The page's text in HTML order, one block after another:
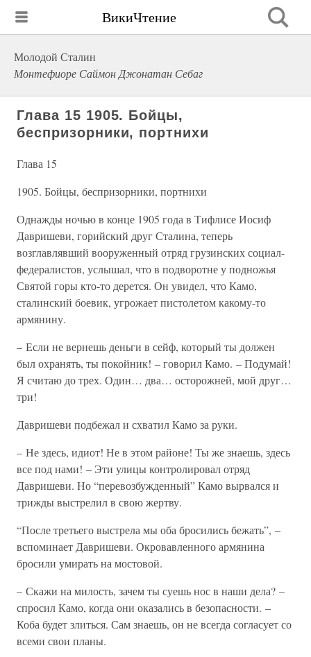
ВикиЧтение
Молодой Сталин
Монтефиоре Саймон Джонатан Себаг
Глава 15 1905. Бойцы,
беспризорники, портнихи
Глава 15
1905. Бойцы, беспризорники, портнихи
Однажды ночью в конце 1905 года в Тифлисе Иосиф
Давришеви, горийский друг Сталина, теперь
возглавлявший вооруженный отряд грузинских социал-
федералистов, услышал, что в подворотне у подножья
Святой горы кто-то дерется. Он увидел, что Камо,
сталинский боевик, угрожает пистолетом какому-то
армянину.
– Если не вернешь деньги в сейф, который ты должен
был охранять, ты покойник! – говорил Камо. – Подумай!
Я считаю до трех. Один… два… осторожней, мой друг…
три!
Давришеви подбежал и схватил Камо за руки.
– Не здесь, идиот! Не в этом районе! Ты же знаешь, здесь
все под нами! – Эти улицы контролировал отряд
Давришеви. Но “перевозбужденный” Камо вырвался и
трижды выстрелил в свою жертву.
“После третьего выстрела мы оба бросились бежать”, –
вспоминает Давришеви. Окровавленного армянина
бросили умирать на мостовой.
– Скажи на милость, зачем ты суешь нос в наши дела? –
спросил Камо, когда они оказались в безопасности. –
Коба будет злиться. Сам знаешь, он не всегда согласует со
всеми свои планы.